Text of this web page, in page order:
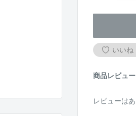
いいね
商品レビュー
レビューは